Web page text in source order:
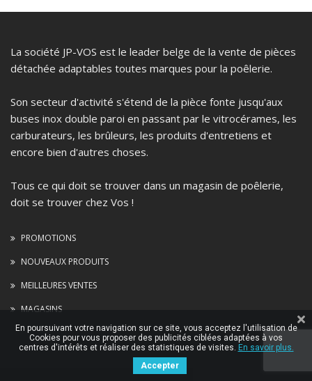
La société JP-VOS est le leader belge de la vente de pièces
détachée adaptables toutes marques pour la poêlerie.
Son secteur d'activité s'étend de la pièce fonte jusqu'aux
buses inox double paroi en passant par le vitrocérames, les
carburateurs, les brûleurs, les produits d'entretiens et
encore bien d'autres choses.
Tous ce qui doit se trouver dans un magasin de poêlerie,
doit se trouver chez Vos !
PROMOTIONS
NOUVEAUX PRODUITS
MEILLEURES VENTES
MAGASINS
En poursuivant votre navigation sur ce site, vous acceptez l'utilisation de
Cookies pour vous proposer des publicités ciblées adaptées à vos
centres d'intérêts et réaliser des statistiques de visites. En savoir plus.
Accepter